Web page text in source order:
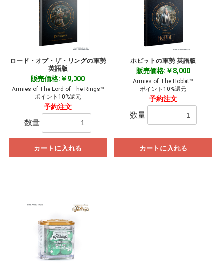
ロード・オブ・ザ・リングの軍勢
英語版
販売価格:￥9,000
Armies of The Lord of The Rings™
ポイント10%還元
予約注文
数量
カートに入れる
ホビットの軍勢 英語版
販売価格:￥8,000
Armies of The Hobbit™
ポイント10%還元
予約注文
数量
カートに入れる
お買い物を続ける カートへ進む